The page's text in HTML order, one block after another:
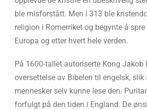
ble misforstått. Men i 313 ble
religion i Romerriket og begynte å spre
Europa og etter hvert hele verden.
På 1600-tallet autoriserte Kong Jakob
oversettelse av Bibelen til engelsk, slik
mennesker selv kunne lese den.
forfulgt på den tiden i England. De